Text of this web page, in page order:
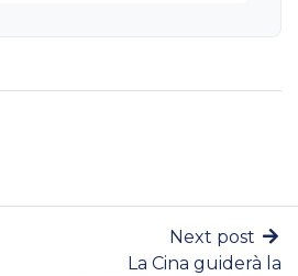
Next post
La Cina guiderà la